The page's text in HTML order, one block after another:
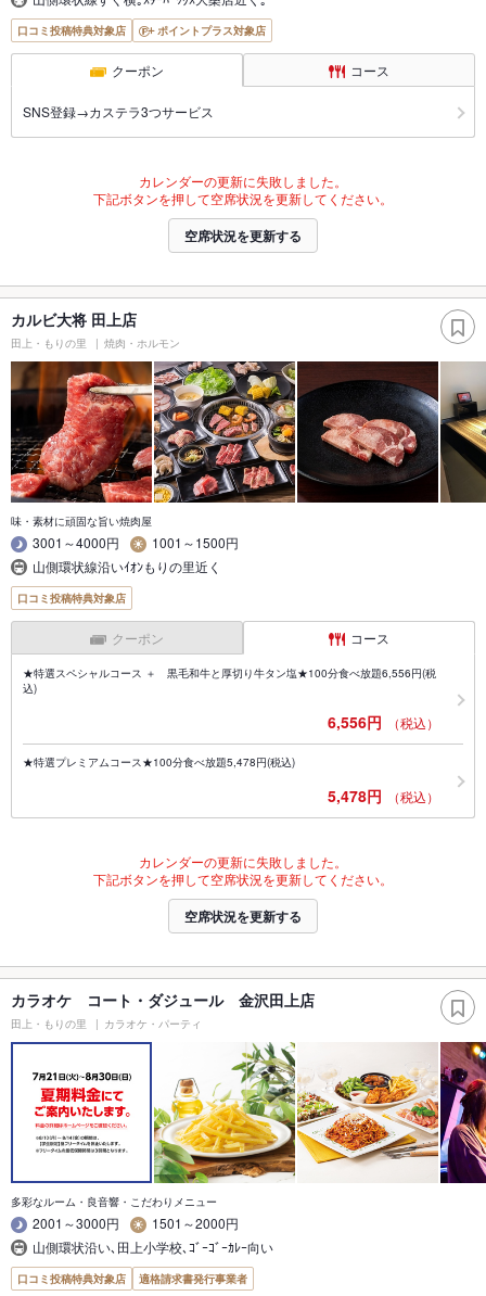
口コミ投稿特典対象店 ポイントプラス対象店
クーポン コース
SNS登録→カステラ3つサービス
カレンダーの更新に失敗しました。
下記ボタンを押して空席状況を更新してください。
空席状況を更新する
カルビ大将 田上店
田上・もりの里 焼肉・ホルモン
味・素材に頑固な旨い焼肉屋
3001～4000円
1001～1500円
山側環状線沿いｲｵﾝもりの里近く
口コミ投稿特典対象店
クーポン コース
★特選スペシャルコース ＋ 黒毛和牛と厚切り牛タン塩★100分食べ放題6,556円(税
込)
6,556円 （税込）
★特選プレミアムコース★100分食べ放題5,478円(税込)
5,478円 （税込）
カレンダーの更新に失敗しました。
下記ボタンを押して空席状況を更新してください。
空席状況を更新する
カラオケ コート・ダジュール 金沢田上店
田上・もりの里 カラオケ・パーティ
多彩なルーム・良音響・こだわりメニュー
2001～3000円
1501～2000円
山側環状沿い､田上小学校､ｺﾞｰｺﾞｰｶﾚｰ向い
口コミ投稿特典対象店 適格請求書発行事業者